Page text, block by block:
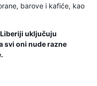
barove i kafiće, kao
uključuju
svi oni nude razne